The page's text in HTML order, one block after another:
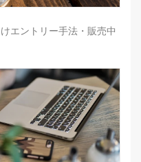
エントリー手法・販売中